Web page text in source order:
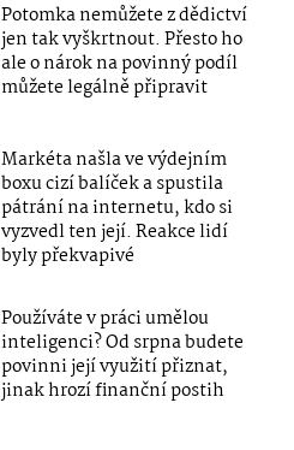
Potomka nemůžete z dědictví
jen tak vyškrtnout. Přesto ho
ale o nárok na povinný podíl
můžete legálně připravit
Markéta našla ve výdejním
boxu cizí balíček a spustila
pátrání na internetu, kdo si
vyzvedl ten její. Reakce lidí
byly překvapivé
Používáte v práci umělou
inteligenci? Od srpna budete
povinni její využití přiznat,
jinak hrozí finanční postih